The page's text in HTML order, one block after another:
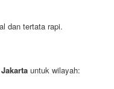
dan tertata rapi.
untuk wilayah: